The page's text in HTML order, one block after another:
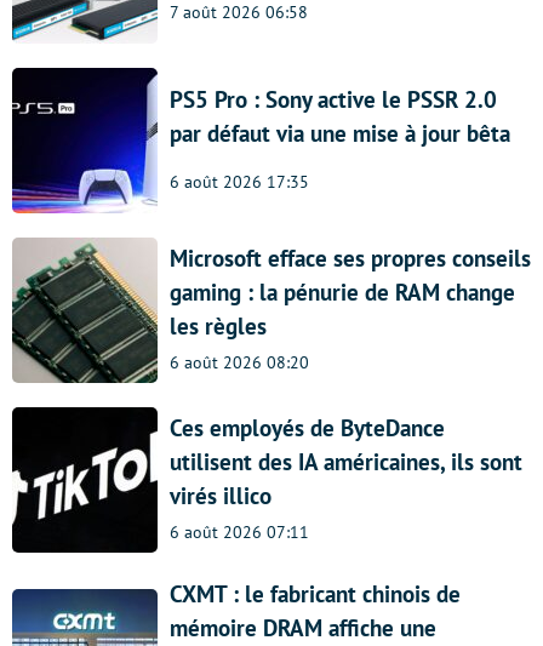
7 août 2026 06:58
PS5 Pro : Sony active le PSSR 2.0
par défaut via une mise à jour bêta
6 août 2026 17:35
Microsoft efface ses propres conseils
gaming : la pénurie de RAM change
les règles
6 août 2026 08:20
Ces employés de ByteDance
utilisent des IA américaines, ils sont
virés illico
6 août 2026 07:11
CXMT : le fabricant chinois de
mémoire DRAM affiche une